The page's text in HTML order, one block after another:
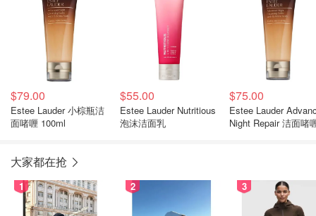
$79.00
Estee Lauder 小棕瓶洁
面啫喱 100ml
$55.00
Estee Lauder Nutritious
泡沫洁面乳
$75.00
Estee Lauder
Night Repair 洁面啫
大家都在抢
1 2 3